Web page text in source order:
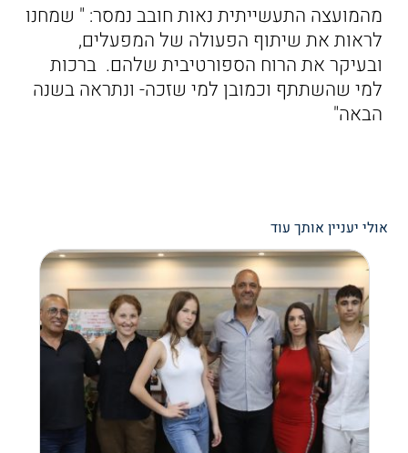
מהמועצה התעשייתית נאות חובב נמסר: " שמחנו
לראות את שיתוף הפעולה של המפעלים,
ובעיקר את הרוח הספורטיבית שלהם. ברכות
למי שהשתתף וכמובן למי שזכה- ונתראה בשנה
הבאה"
אולי יעניין אותך עוד